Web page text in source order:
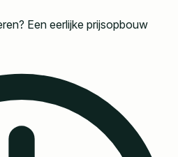
Een eerlijke prijsopbouw